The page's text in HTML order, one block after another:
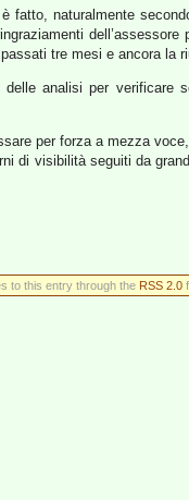
naturalmente
dell’assessore
tre mesi e ancora la
analisi per verificare
per forza a mezza
di visibilità seguiti da
to this entry through the RSS 2.0